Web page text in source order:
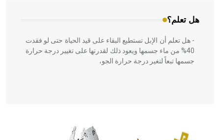
هل تعلم؟
- هل تعلم أن الإبل تستطيع البقاء على قيد الحياة حتى لو فقدت
40% من ماء جسمها ويعود ذلك لقدرتها على تغيير درجة حرارة
جسمها تبعاً لتغير درجة حرارة الجو،
الحكم، الأدلة، تنظيم التغذية، ورسالته في جروح الرأس. ويعود
له الفضل بأنه حرر الطب من الدين والفلسفة.